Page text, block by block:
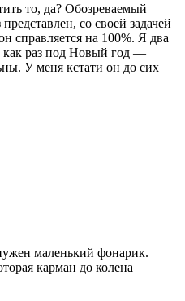
то, да? Обозреваемый
со своей задачей
справляется на 100%. Я два
как раз под Новый год —
У меня кстати он до сих
маленький фонарик.
карман до колена